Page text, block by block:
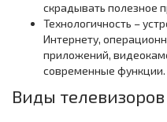
скрадывать полезное
Технологичность –
Интернету,
приложений,
современные функции.
Виды телевизоров